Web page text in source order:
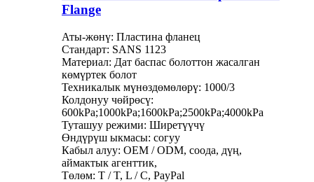
Flange
Аты-жөнү: Пластина фланец
Стандарт: SANS 1123
Материал: Дат баспас болоттон жасалган
көмүртек болот
Техникалык мүнөздөмөлөрү: 1000/3
Колдонуу чөйрөсү:
600kPa;1000kPa;1600kPa;2500kPa;4000kPa
Туташуу режими: Ширетүүчү
Өндүрүш ыкмасы: согуу
Кабыл алуу: OEM / ODM, соода, дүң,
аймактык агенттик,
Төлөм: T / T, L / C, PayPal